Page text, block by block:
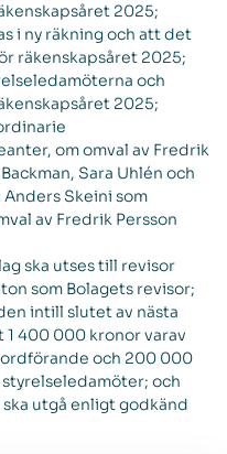
2025;
i ny räkning och att det
räkenskapsåret 2025;
och
2025;
om omval av Fredrik
Sara Uhlén och
Skeini som
av Fredrik Persson
ska utses till revisor
som Bolagets revisor;
intill slutet av nästa
400 000 kronor varav
och 200 000
och
utgå enligt godkänd